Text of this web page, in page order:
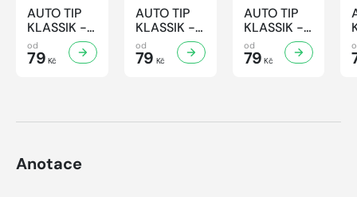
AUTO TIP
KLASSIK -
7/2026
od
79 Kč
AUTO TIP
KLASSIK -
6/2026
od
79 Kč
AUTO TIP
KLASSIK -
5/2026
od
79 Kč
Anotace